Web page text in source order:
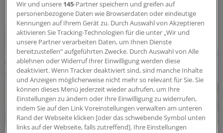
ANZEIGE|Jung-Stiftung für Wissenschaft und Forschung
Wir und unsere 145-Partner speichern und greifen auf
personenbezogene Daten wie Browserdaten oder eindeutige
Kennungen auf Ihrem Gerät zu. Durch Auswahl von Akzeptieren
aktivieren Sie Tracking-Technologien für die unter „Wir und
unsere Partner verarbeiten Daten, um Ihnen Dienste
bereitzustellen“ aufgeführten Zwecke. Durch Auswahl von Alle
ablehnen oder Widerruf Ihrer Einwilligung werden diese
deaktiviert. Wenn Tracker deaktiviert sind, sind manche Inhalte
und Anzeigen möglicherweise nicht mehr so relevant für Sie. Sie
können dieses Menü jederzeit wieder aufrufen, um Ihre
Einstellungen zu ändern oder Ihre Einwilligung zu widerrufen,
indem Sie auf den Link Voreinstellungen verwalten am unteren
Rand der Webseite klicken [oder das schwebende Symbol unten
links auf der Webseite, falls zutreffend]. Ihre Einstellungen